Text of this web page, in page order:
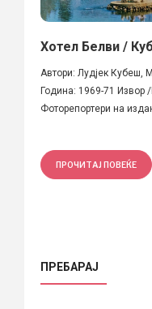
Хотел Белви /
Автори: Лудјек Кубеш,
Година: 1969-71 Извор
Фоторепортери на
ПРОЧИТАЈ ПОВЕЌЕ
ПРЕБАРАЈ